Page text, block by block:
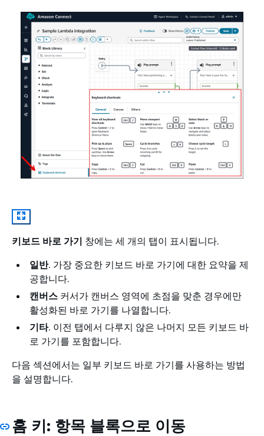
키보드 바로 가기 창에는 세 개의 탭이 표시됩니다.
일반. 가장 중요한 키보드 바로 가기에 대한 요약을 제
공합니다.
캔버스 커서가 캔버스 영역에 초점을 맞춘 경우에만
활성화된 바로 가기를 나열합니다.
기타. 이전 탭에서 다루지 않은 나머지 모든 키보드 바
로 가기를 포함합니다.
다음 섹션에서는 일부 키보드 바로 가기를 사용하는 방법
을 설명합니다.
홈 키: 항목 블록으로 이동